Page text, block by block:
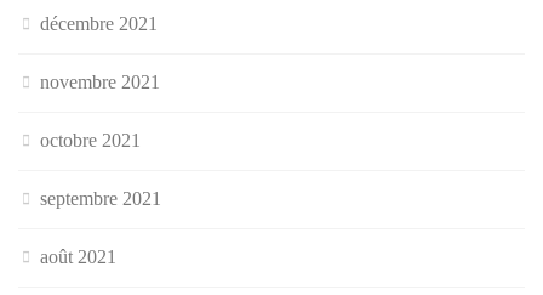
décembre 2021
novembre 2021
octobre 2021
septembre 2021
août 2021